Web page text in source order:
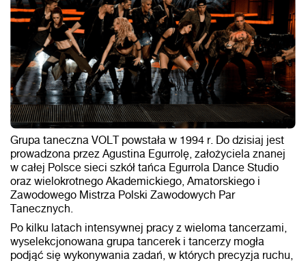
Grupa taneczna VOLT powstała w 1994 r. Do dzisiaj jest
prowadzona przez Agustina Egurrolę, założyciela znanej
w całej Polsce sieci szkół tańca Egurrola Dance Studio
oraz wielokrotnego Akademickiego, Amatorskiego i
Zawodowego Mistrza Polski Zawodowych Par
Tanecznych.
Po kilku latach intensywnej pracy z wieloma tancerzami,
wyselekcjonowana grupa tancerek i tancerzy mogła
podjąć się wykonywania zadań, w których precyzja ruchu,